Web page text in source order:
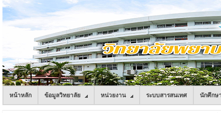
หน้าหลัก ข้อมูลวิทยาลัย หน่วยงาน ระบบสารสนเทศ นักศึกษ